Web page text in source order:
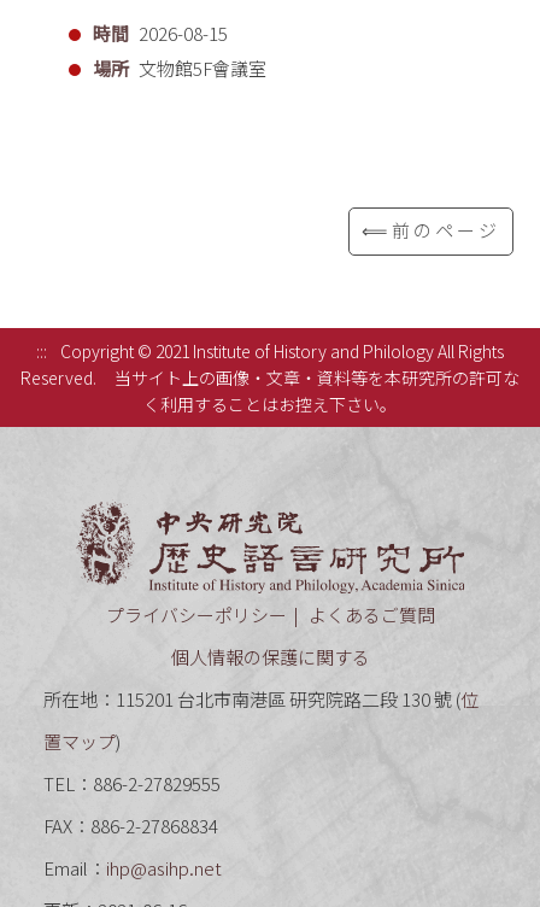
時間 2026-08-15
場所 文物館5F會議室
⟸前のページ
:::
Copyright © 2021 Institute of History and Philology All Rights
Reserved.
当サイト上の画像・文章・資料等を本研究所の許可な
く利用することはお控え下さい。
プライバシーポリシー
よくあるご質問
個人情報の保護に関する
所在地：115201 台北市南港區 研究院路二段 130 號 (位
置マップ)
TEL：886-2-27829555
FAX：886-2-27868834
Email： ihp@asihp.net